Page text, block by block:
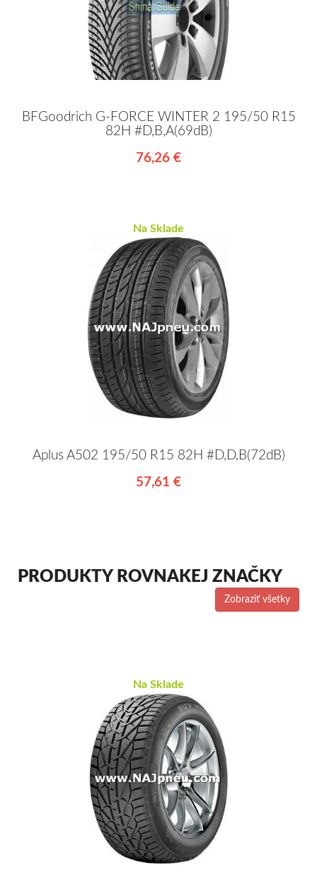
BFGoodrich G-FORCE WINTER 2 195/50 R15
82H #D,B,A(69dB)
76,26 €
Na Sklade
Aplus A502 195/50 R15 82H #D,D,B(72dB)
57,61 €
PRODUKTY ROVNAKEJ ZNAČKY
Zobraziť všetky
Na Sklade